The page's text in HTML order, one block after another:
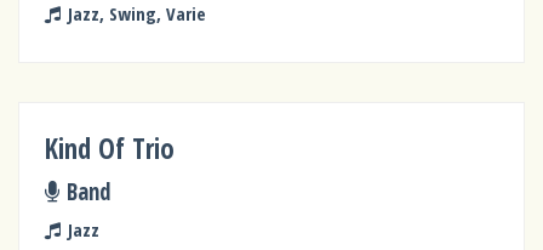
Jazz, Swing, Varie
Kind Of Trio
Band
Jazz